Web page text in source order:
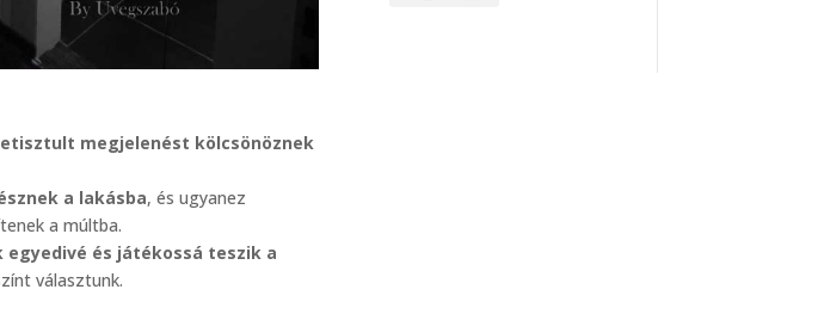
megjelenést kölcsönöznek
a lakásba, és ugyanez
a múltba.
egyedivé és játékossá teszik a
választunk.